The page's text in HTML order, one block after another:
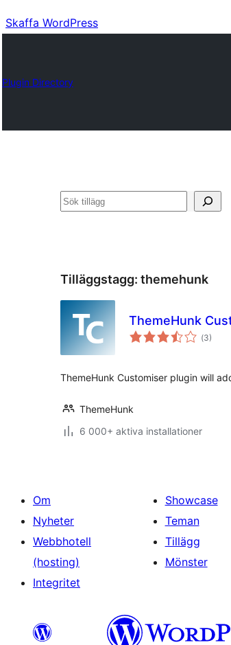
Skaffa WordPress
Plugin Directory
Sök
Tilläggstagg: themehunk
ThemeHunk
(Totalt
antal
3)
ThemeHunk Customiser plugin will
ThemeHunk
6 000+ aktiva installationer
Om
Nyheter
Webbhotell
(hosting)
Integritet
Showcase
Teman
Tillägg
Mönster